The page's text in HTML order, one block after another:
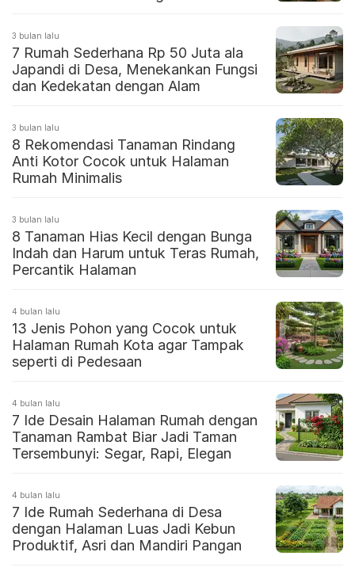
3 bulan lalu
7 Rumah Sederhana Rp 50 Juta ala
Japandi di Desa, Menekankan Fungsi
dan Kedekatan dengan Alam
3 bulan lalu
8 Rekomendasi Tanaman Rindang
Anti Kotor Cocok untuk Halaman
Rumah Minimalis
3 bulan lalu
8 Tanaman Hias Kecil dengan Bunga
Indah dan Harum untuk Teras Rumah,
Percantik Halaman
4 bulan lalu
13 Jenis Pohon yang Cocok untuk
Halaman Rumah Kota agar Tampak
seperti di Pedesaan
4 bulan lalu
7 Ide Desain Halaman Rumah dengan
Tanaman Rambat Biar Jadi Taman
Tersembunyi: Segar, Rapi, Elegan
4 bulan lalu
7 Ide Rumah Sederhana di Desa
dengan Halaman Luas Jadi Kebun
Produktif, Asri dan Mandiri Pangan